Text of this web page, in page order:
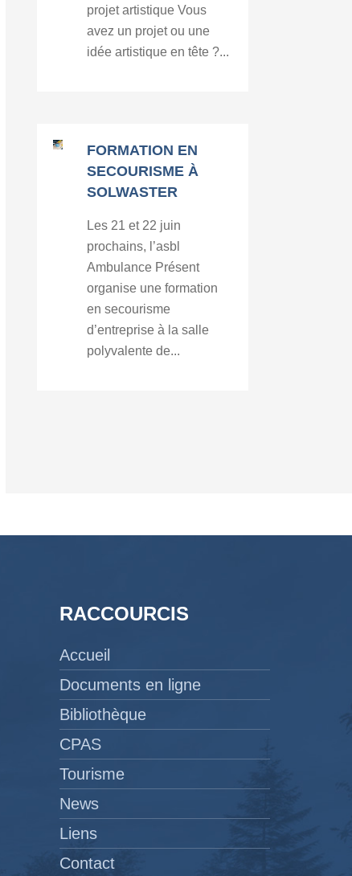
projet artistique Vous
avez un projet ou une
idée artistique en tête ?...
FORMATION EN
SECOURISME À
SOLWASTER
Les 21 et 22 juin
prochains, l’asbl
Ambulance Présent
organise une formation
en secourisme
d’entreprise à la salle
polyvalente de...
RACCOURCIS
Accueil
Documents en ligne
Bibliothèque
CPAS
Tourisme
News
Liens
Contact